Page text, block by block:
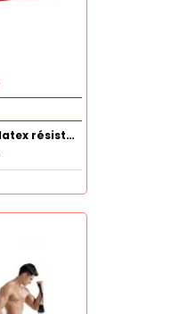
Bande élastique en latex résistant 10 -35LB Rouge